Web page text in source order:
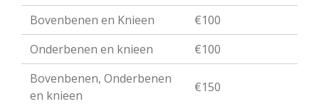
Bovenbenen en Knieen
€100
Onderbenen en knieen
€100
Bovenbenen, Onderbenen
en knieen
€150